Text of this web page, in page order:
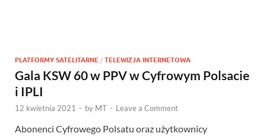
PLATFORMY SATELITARNE / TELEWIZJA INTERNETOWA
Gala KSW 60 w PPV w Cyfrowym Polsacie
i IPLI
12 kwietnia 2021 - by MT - Leave a Comment
Abonenci Cyfrowego Polsatu oraz użytkownicy